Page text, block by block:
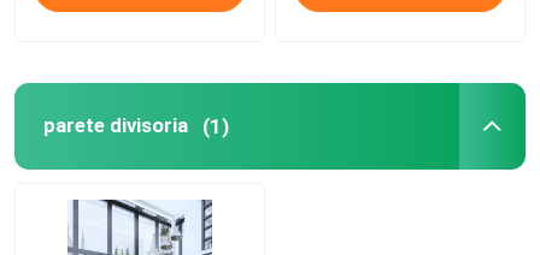
parete divisoria (1)